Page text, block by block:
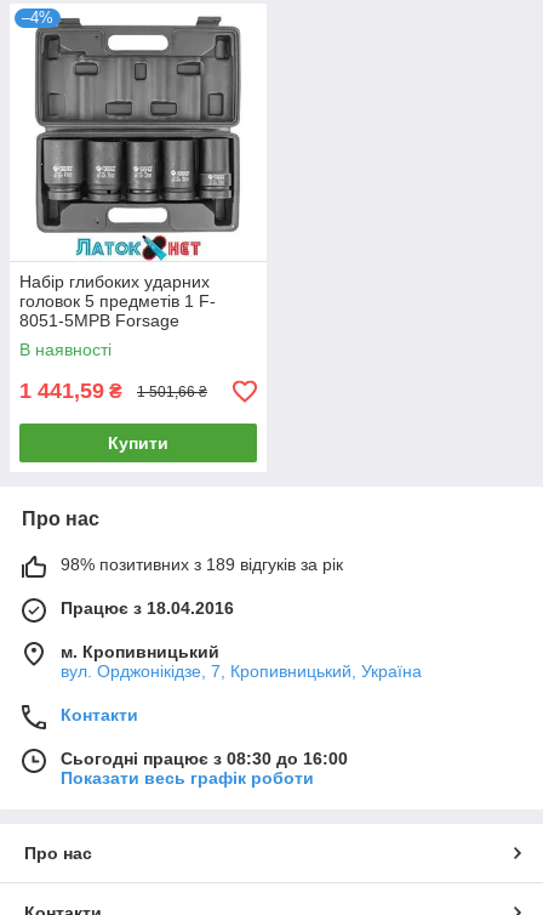
–4%
Набір глибоких ударних
головок 5 предметів 1 F-
8051-5MPB Forsage
В наявності
1 441,59 ₴ 1 501,66 ₴
Купити
Про нас
98% позитивних з 189 відгуків за рік
Працює з 18.04.2016
м. Кропивницький
вул. Орджонікідзе, 7, Кропивницький, Україна
Контакти
Сьогодні працює з 08:30 до 16:00
Показати весь графік роботи
Про нас